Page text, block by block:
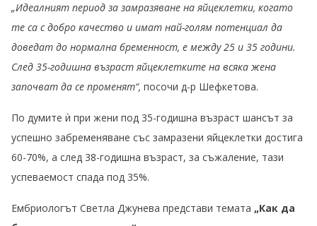
„Идеалният период за замразяване на яйцеклетки, когато
те са с добро качество и имат най-голям потенциал да
доведат до нормална бременност, е между 25 и 35 години.
След 35-годишна възраст яйцеклетките на всяка жена
започват да се променят“, посочи д-р Шефкетова.
По думите ѝ при жени под 35-годишна възраст шансът за
успешно забременяване със замразени яйцеклетки достига
60-70%, а след 38-годишна възраст, за съжаление, тази
успеваемост спада под 35%.
Ембриологът Светла Джунева представи темата „Как да